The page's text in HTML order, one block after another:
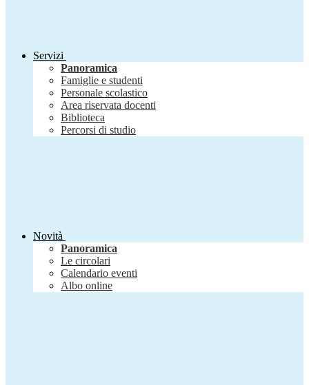
Servizi
Panoramica
Famiglie e studenti
Personale scolastico
Area riservata docenti
Biblioteca
Percorsi di studio
Novità
Panoramica
Le circolari
Calendario eventi
Albo online